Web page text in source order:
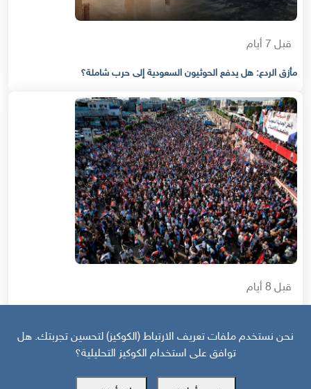
قبل 7 أيام
مأزق الردع: هل يدفع الحوثيون السعودية إلى حرب شاملة؟
قبل 8 أيام
نحن نستخدم ملفات تعريف الارتباط (الكوكيز) لتحسين تجربتك. هل
توافق على استخدام الكوكيز التحليلية؟